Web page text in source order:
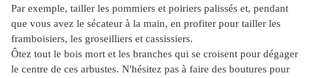
Par exemple, tailler les pommiers et poiriers palissés et, pendant
que vous avez le sécateur à la main, en profiter pour tailler les
framboisiers, les groseilliers et cassissiers.
Ôtez tout le bois mort et les branches qui se croisent pour dégager
le centre de ces arbustes. N'hésitez pas à faire des boutures pour